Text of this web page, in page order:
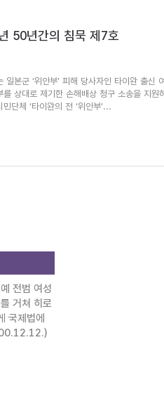
50년간의 침묵 제7호
일본군 ‘위안부’ 피해 당사자인 타이완 출신
를 상대로 제기한 손해배상 청구 소송을 지원
민단체 ‘타이완의 전 ‘위안부’...
전범 여성
거쳐 히로
국제법에